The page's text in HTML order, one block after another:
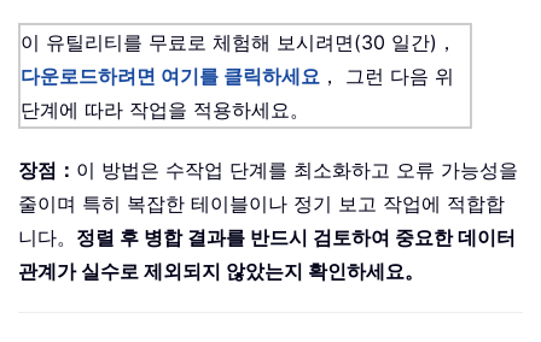
이 유틸리티를 무료로 체험해 보시려면(30 일간)，
다운로드하려면 여기를 클릭하세요 ， 그런 다음 위
단계에 따라 작업을 적용하세요。
장점： 이 방법은 수작업 단계를 최소화하고 오류 가능성을
줄이며 특히 복잡한 테이블이나 정기 보고 작업에 적합합
니다。 정렬 후 병합 결과를 반드시 검토하여 중요한 데이터
관계가 실수로 제외되지 않았는지 확인하세요。